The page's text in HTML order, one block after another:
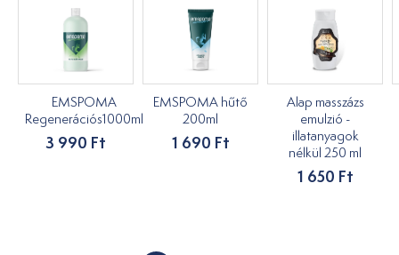
EMSPOMA
Regenerációs1000ml
3 990 Ft
EMSPOMA hűtő
200ml
1 690 Ft
Alap masszázs
emulzió -
illatanyagok
nélkül 250 ml
1 650 Ft